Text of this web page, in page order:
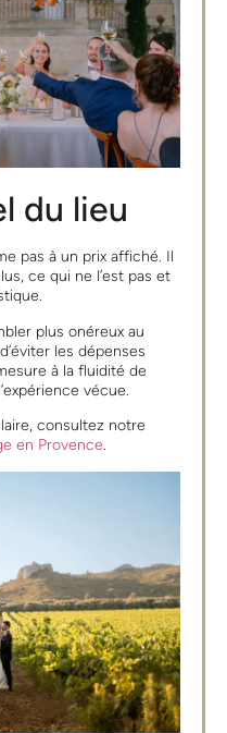
du lieu
pas à un prix affiché. Il
ce qui ne l’est pas et
plus onéreux au
les dépenses
à la fluidité de
vécue.
consultez notre
en Provence.